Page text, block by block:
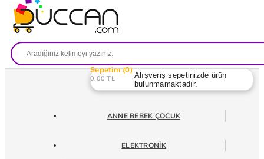
Sepetim 0
0,00 TL
Alışveriş sepetinizde ürün
bulunmamaktadır.
ANNE BEBEK ÇOCUK
ELEKTRONIK